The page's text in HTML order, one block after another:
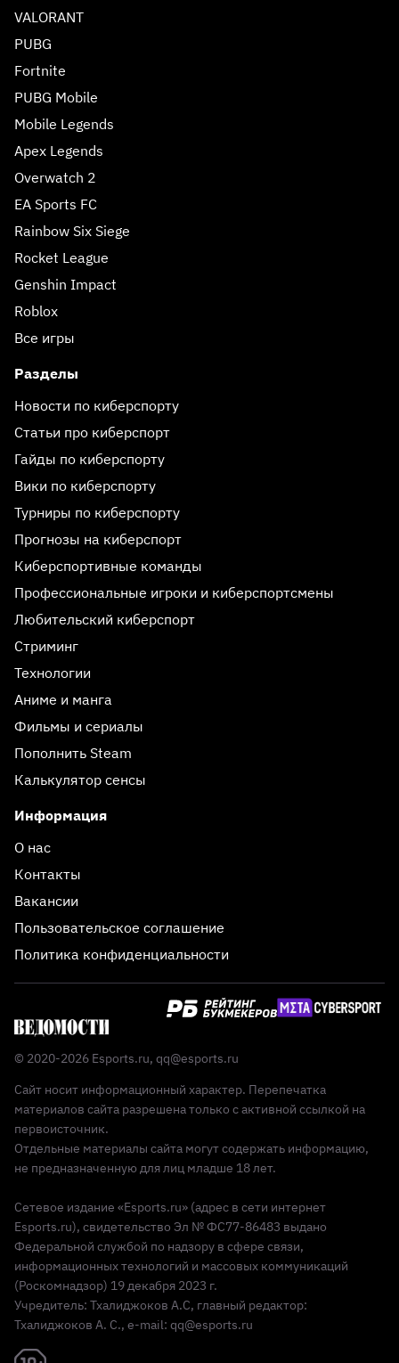
VALORANT
PUBG
Fortnite
PUBG Mobile
Mobile Legends
Apex Legends
Overwatch 2
EA Sports FC
Rainbow Six Siege
Rocket League
Genshin Impact
Roblox
Все игры
Разделы
Новости по киберспорту
Статьи про киберспорт
Гайды по киберспорту
Вики по киберспорту
Турниры по киберспорту
Прогнозы на киберспорт
Киберспортивные команды
Профессиональные игроки и киберспортсмены
Любительский киберспорт
Стриминг
Технологии
Аниме и манга
Фильмы и сериалы
Пополнить Steam
Калькулятор сенсы
Информация
О нас
Контакты
Вакансии
Пользовательское соглашение
Политика конфиденциальности
© 2020-2026 Esports.ru, qq@esports.ru
Сайт носит информационный характер. Перепечатка
материалов сайта разрешена только с активной ссылкой на
первоисточник.
Отдельные материалы сайта могут содержать информацию,
не предназначенную для лиц младше 18 лет.
Сетевое издание «Esports.ru» (адрес в сети интернет
Esports.ru), свидетельство Эл № ФС77-86483 выдано
Федеральной службой по надзору в сфере связи,
информационных технологий и массовых коммуникаций
(Роскомнадзор) 19 декабря 2023 г.
Учредитель: Тхалиджоков А.С, главный редактор:
Тхалиджоков А. С., e-mail: qq@esports.ru